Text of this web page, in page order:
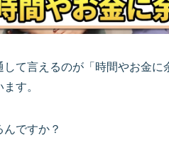
して言えるのが「時間やお金
す。
ですか？